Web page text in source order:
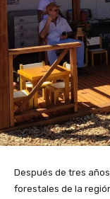
Después de tres
forestales de la